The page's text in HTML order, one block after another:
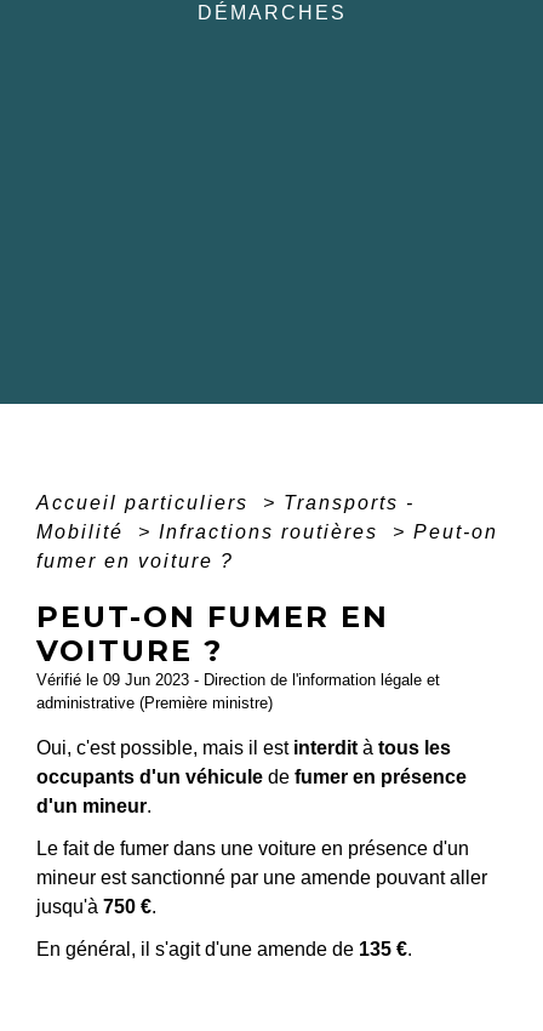
DÉMARCHES
Accueil particuliers > Transports -
Mobilité
> Infractions routières > Peut-on
fumer en voiture ?
PEUT-ON FUMER EN
VOITURE ?
Vérifié le 09 Jun 2023 - Direction de l'information légale et
administrative (Première ministre)
Oui, c'est possible, mais il est interdit à tous les
occupants d'un véhicule de fumer en présence
d'un mineur.
Le fait de fumer dans une voiture en présence d'un
mineur est sanctionné par une amende pouvant aller
jusqu'à 750 €.
En général, il s'agit d'une amende de 135 €.